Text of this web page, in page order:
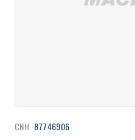
CNH 87746906
la